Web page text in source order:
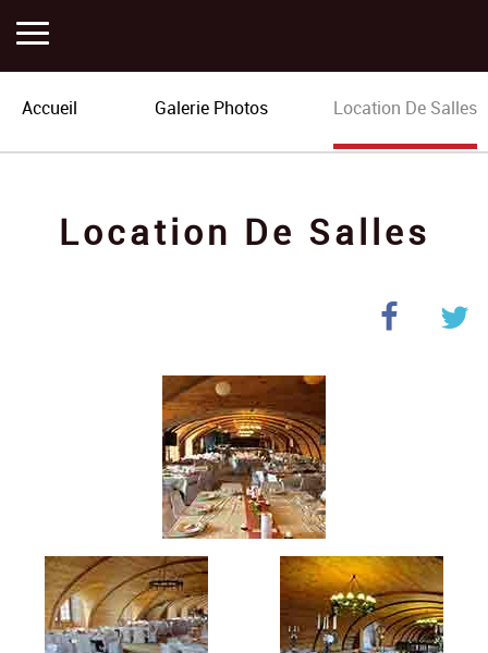
Accueil
Histoire
Portfolios
Contact
Accueil Galerie Photos Location De Salles
Location De Salles